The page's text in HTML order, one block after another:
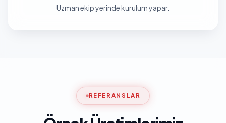
Uzman ekip yerinde kurulum yapar.
REFERANSLAR